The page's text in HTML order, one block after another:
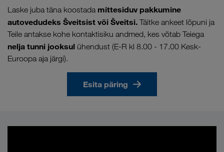
Laske juba täna koostada mittesiduv pakkumine
autovedudeks Šveitsist või Šveitsi. Täitke ankeet lõpuni ja
Teile antakse kohe kontaktisiku andmed, kes võtab Teiega
nelja tunni jooksul ühendust (E-R kl 8.00 - 17.00 Kesk-
Euroopa aja järgi).
Esita päring